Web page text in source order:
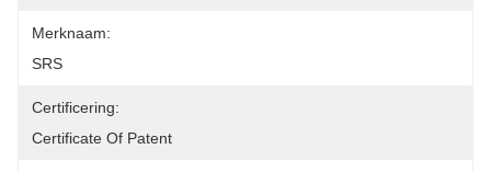
Merknaam:
SRS
Certificering:
Certificate Of Patent